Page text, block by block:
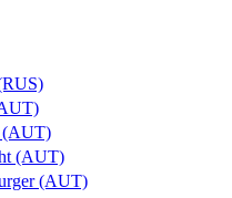
(AUT)
(AUT)
(AUT)